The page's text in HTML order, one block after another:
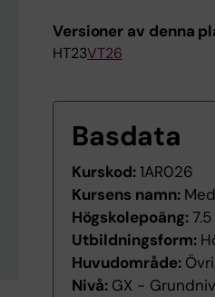
Versioner av denna
HT23VT26
Basdata
Kurskod:1AR026
Kursens namn:
Högskolepoäng:7.5
Utbildningsform:
Huvudområde:
Nivå: GX -